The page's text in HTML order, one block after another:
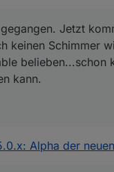
Jetzt
keinen Schimmer
kann.
Alpha der